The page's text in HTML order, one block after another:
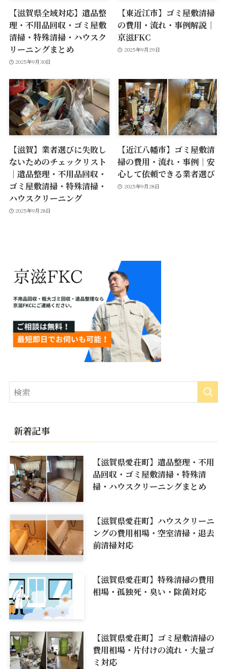
【滋賀県全域対応】遺品整
理・不用品回収・ゴミ屋敷
清掃・特殊清掃・ハウスク
リーニングまとめ
2025年9月30日
【東近江市】ゴミ屋敷清掃
の費用・流れ・事例解説｜
京滋FKC
2025年9月29日
【滋賀】業者選びに失敗し
ないためのチェックリスト
｜遺品整理・不用品回収・
ゴミ屋敷清掃・特殊清掃・
ハウスクリーニング
2025年9月28日
【近江八幡市】ゴミ屋敷清
掃の費用・流れ・事例｜安
心して依頼できる業者選び
2025年9月28日
新着記事
【滋賀県愛荘町】遺品整理・不用
品回収・ゴミ屋敷清掃・特殊清
掃・ハウスクリーニングまとめ
【滋賀県愛荘町】ハウスクリーニ
ングの費用相場・空室清掃・退去
前清掃対応
【滋賀県愛荘町】特殊清掃の費用
相場・孤独死・臭い・除菌対応
【滋賀県愛荘町】ゴミ屋敷清掃の
費用相場・片付けの流れ・大量ゴ
ミ対応